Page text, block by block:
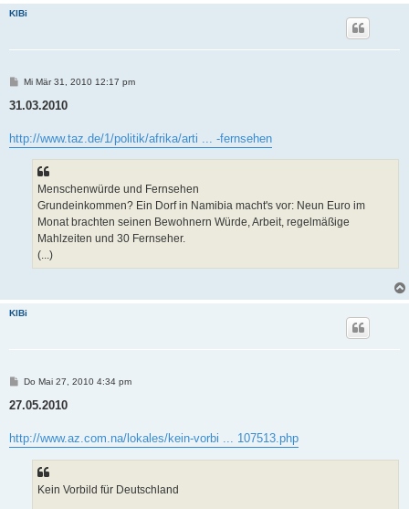
KlBi
B
i
a
g
Mi Mär 31, 2010 12:17 pm
31.03.2010
http://www.taz.de/1/politik/afrika/arti ... -fernsehen
Menschenwürde und Fernsehen
Grundeinkommen? Ein Dorf in Namibia macht's vor: Neun Euro im
Monat brachten seinen Bewohnern Würde, Arbeit, regelmäßige
Mahlzeiten und 30 Fernseher.
(...)
KlBi
B
i
a
g
Do Mai 27, 2010 4:34 pm
27.05.2010
http://www.az.com.na/lokales/kein-vorbi ... 107513.php
Kein Vorbild für Deutschland